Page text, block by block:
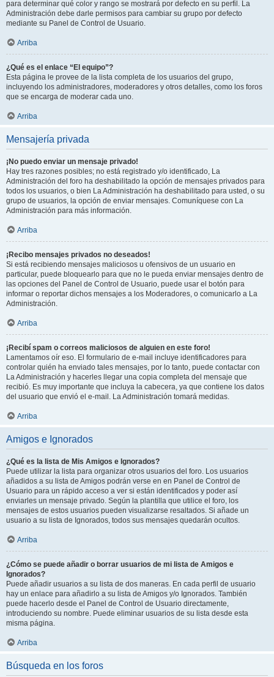
para determinar qué color y rango se mostrará por defecto en su perfil. La
Administración debe darle permisos para cambiar su grupo por defecto
mediante su Panel de Control de Usuario.
Arriba
¿Qué es el enlace “El equipo”?
Esta página le provee de la lista completa de los usuarios del grupo,
incluyendo los administradores, moderadores y otros detalles, como los foros
que se encarga de moderar cada uno.
Arriba
Mensajería privada
¡No puedo enviar un mensaje privado!
Hay tres razones posibles; no está registrado y/o identificado, La
Administración del foro ha deshabilitado la opción de mensajes privados para
todos los usuarios, o bien La Administración ha deshabilitado para usted, o su
grupo de usuarios, la opción de enviar mensajes. Comuníquese con La
Administración para más información.
Arriba
¡Recibo mensajes privados no deseados!
Si está recibiendo mensajes maliciosos u ofensivos de un usuario en
particular, puede bloquearlo para que no le pueda enviar mensajes dentro de
las opciones del Panel de Control de Usuario, puede usar el botón para
informar o reportar dichos mensajes a los Moderadores, o comunicarlo a La
Administración.
Arriba
¡Recibí spam o correos maliciosos de alguien en este foro!
Lamentamos oír eso. El formulario de e-mail incluye identificadores para
controlar quién ha enviado tales mensajes, por lo tanto, puede contactar con
La Administración y hacerles llegar una copia completa del mensaje que
recibió. Es muy importante que incluya la cabecera, ya que contiene los datos
del usuario que envió el e-mail. La Administración tomará medidas.
Arriba
Amigos e Ignorados
¿Qué es la lista de Mis Amigos e Ignorados?
Puede utilizar la lista para organizar otros usuarios del foro. Los usuarios
añadidos a su lista de Amigos podrán verse en en Panel de Control de
Usuario para un rápido acceso a ver si están identificados y poder así
enviarles un mensaje privado. Según la plantilla que utilice el foro, los
mensajes de estos usuarios pueden visualizarse resaltados. Si añade un
usuario a su lista de Ignorados, todos sus mensajes quedarán ocultos.
Arriba
¿Cómo se puede añadir o borrar usuarios de mi lista de Amigos e
Ignorados?
Puede añadir usuarios a su lista de dos maneras. En cada perfil de usuario
hay un enlace para añadirlo a su lista de Amigos y/o Ignorados. También
puede hacerlo desde el Panel de Control de Usuario directamente,
introduciendo su nombre. Puede eliminar usuarios de su lista desde esta
misma página.
Arriba
Búsqueda en los foros